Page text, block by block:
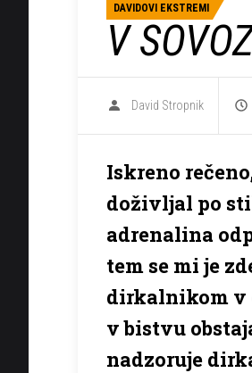
DAVIDOVI EKSTREMI
V
David Stropnik
Iskreno
doživljal po
adrenalina
tem se mi je
dirkalnikom v
v bistvu
nadzoruje